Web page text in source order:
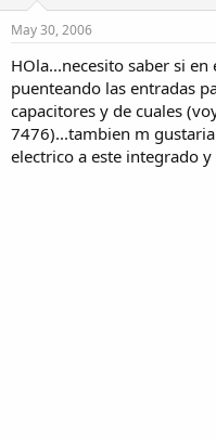
n
c
i
o
May 30, 2006
HOla...necesito saber si en
puenteando las entradas
capacitores y de cuales
7476)...tambien m
electrico a este integrado